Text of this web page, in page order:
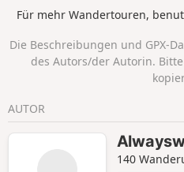
Cotherstone Moor hinaufführt
Für mehr Wandertouren,
Die Beschreibungen und GPX-
des Autors/der Autorin.
AUTOR
140